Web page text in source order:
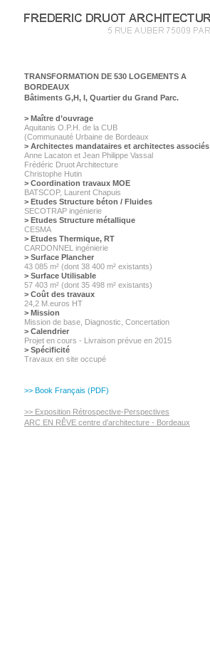
TRANSFORMATION DE 530 LOGEMENTS A
BORDEAUX
Bâtiments G,H, I, Quartier du Grand Parc.
> Maître d’ouvrage
Aquitanis O.P.H. de la CUB
(Communauté Urbaine de Bordeaux
> Architectes mandataires et architectes associés
Anne Lacaton et Jean Philippe Vassal
Frédéric Druot Architecture
Christophe Hutin
> Coordination travaux MOE
BATSCOP, Laurent Chapuis
> Etudes Structure béton / Fluides
SECOTRAP ingénierie
> Etudes Structure métallique
CESMA
> Etudes Thermique, RT
CARDONNEL ingénierie
> Surface Plancher
43 085 m² (dont 38 400 m² existants)
> Surface Utilisable
57 403 m² (dont 35 498 m² existants)
> Coût des travaux
24,2 M.euros HT
> Mission
Mission de base, Diagnostic, Concertation
> Calendrier
Projet en cours - Livraison prévue en 2015
> Spécificité
Travaux en site occupé
>> Book Français (PDF)
>> Exposition Rétrospective-Perspectives
ARC EN RÊVE centre d’architecture - Bordeaux